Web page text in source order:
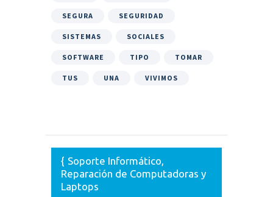
SEGURA SEGURIDAD
SISTEMAS SOCIALES
SOFTWARE TIPO TOMAR
TUS UNA VIVIMOS
Soporte Informático,
Reparación de Computadoras y
Laptops